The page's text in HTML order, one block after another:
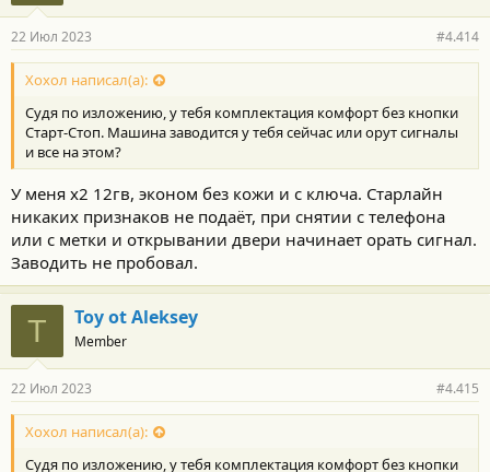
22 Июл 2023 #4.414
Хохол написал(а):
Судя по изложению, у тебя комплектация комфорт без кнопки
Старт-Стоп. Машина заводится у тебя сейчас или орут сигналы
и все на этом?
У меня х2 12гв, эконом без кожи и с ключа. Старлайн
никаких признаков не подаёт, при снятии с телефона
или с метки и открывании двери начинает орать сигнал.
Заводить не пробовал.
T Toy ot Aleksey
Member
22 Июл 2023 #4.415
Хохол написал(а):
Судя по изложению, у тебя комплектация комфорт без кнопки